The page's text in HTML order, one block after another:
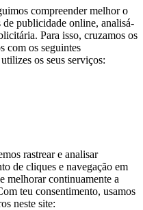
compreender melhor o
de publicidade online, analisá-
Para isso, cruzamos os
com os seguintes
os seus serviços:
rastrear e analisar
de cliques e navegação em
melhorar continuamente a
teu consentimento, usamos
neste site: